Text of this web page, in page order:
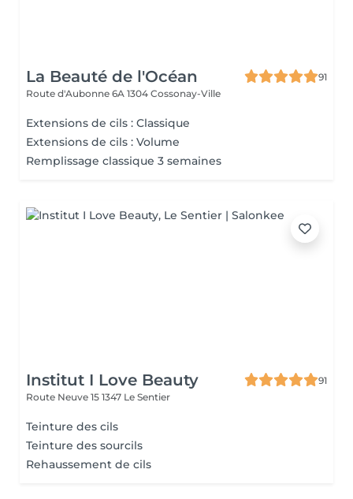
La Beauté de l'Océan
91
Route d'Aubonne 6A 1304 Cossonay-Ville
Extensions de cils : Classique
Extensions de cils : Volume
Remplissage classique 3 semaines
Institut I Love Beauty
91
Route Neuve 15 1347 Le Sentier
Teinture des cils
Teinture des sourcils
Rehaussement de cils